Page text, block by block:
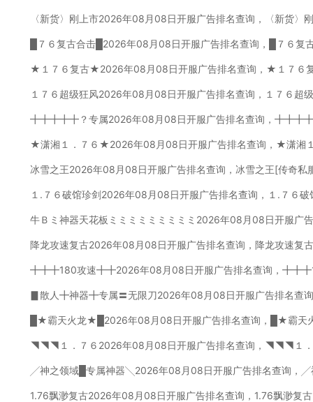
〈新货〉刚上市2026年08月08日开服广告排名查询，〈新货〉
█７６复古合击█2026年08月08日开服广告排名查询，█７６复
★１７６复古★2026年08月08日开服广告排名查询，★１７６
１７６超级狂风2026年08月08日开服广告排名查询，１７６超
╋╋╋╋╋？专属2026年08月08日开服广告排名查询，╋╋╋╋╋
★潇湘１．７６★2026年08月08日开服广告排名查询，★潇湘
冰雪之王2026年08月08日开服广告排名查询，冰雪之王[传奇私
１.７６破馆珍剑2026年08月08日开服广告排名查询，１.７６
牛Ｂミ神器天花板ミミミミミミミミミ2026年08月08日开服广
降龙攻速复古2026年08月08日开服广告排名查询，降龙攻速复
╋╋╋180攻速╋╋2026年08月08日开服广告排名查询，
▊散人╋神器╋专属〓无限刀2026年08月08日开服广告排名查
█★霸天火龙★█2026年08月08日开服广告排名查询，█★霸天
◥◥◥１．７６2026年08月08日开服广告排名查询，◥◥◥１．
╱神之领域█专属神器╲2026年08月08日开服广告排名查询，
1.76飘渺复古2026年08月08日开服广告排名查询，1.76飘渺复